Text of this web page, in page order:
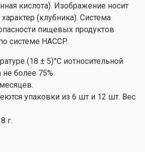
кислота). Изображение носит
(клубника). Система
пищевых продуктов
системе HACCP.
(18 ± 5)°С иотносительной
более 75%.
упаковки из 6 шт и 12 шт. Вес
г.